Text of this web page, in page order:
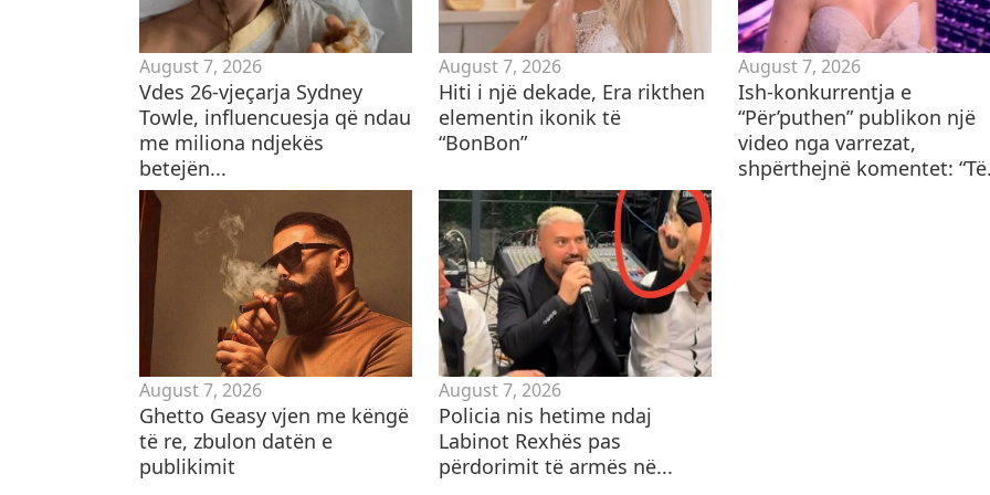
August 7, 2026
Vdes 26-vjeçarja Sydney
Towle, influencuesja që ndau
me miliona ndjekës
betejën...
August 7, 2026
Hiti i një dekade, Era rikthen
elementin ikonik të
“BonBon”
August 7, 2026
Ish-konkurrentja e
“Për’puthen” publikon një
video nga varrezat,
shpërthejnë komentet:
August 7, 2026
Ghetto Geasy vjen me këngë
të re, zbulon datën e
publikimit
August 7, 2026
Policia nis hetime ndaj
Labinot Rexhës pas
përdorimit të armës në...